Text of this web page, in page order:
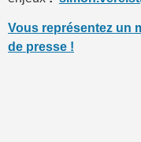
Vous représentez un
de presse !